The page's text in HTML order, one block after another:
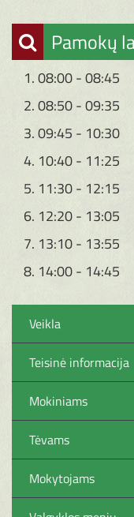
Pamokų
1. 08:00 - 08:45
2. 08:50 - 09:35
3. 09:45 - 10:30
4. 10:40 - 11:25
5. 11:30 - 12:15
6. 12:20 - 13:05
7. 13:10 - 13:55
8. 14:00 - 14:45
Veikla
Teisinė informacija
Mokiniams
Tėvams
Mokytojams